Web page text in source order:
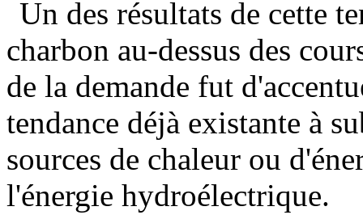
Un des résultats de cette
charbon au-dessus des
de la demande fut
tendance déjà existante à
sources de chaleur ou
l'énergie hydroélectrique.